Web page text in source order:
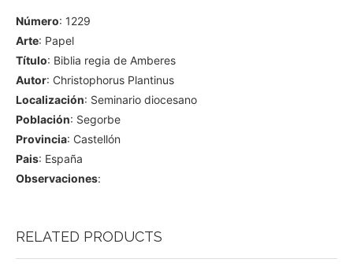
Número: 1229
Arte: Papel
Título: Biblia regia de Amberes
Autor: Christophorus Plantinus
Localización: Seminario diocesano
Población: Segorbe
Provincia: Castellón
Pais: España
Observaciones:
RELATED PRODUCTS